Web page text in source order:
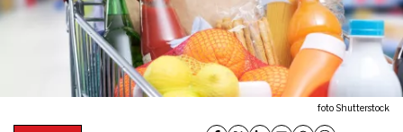
foto Shutterstock